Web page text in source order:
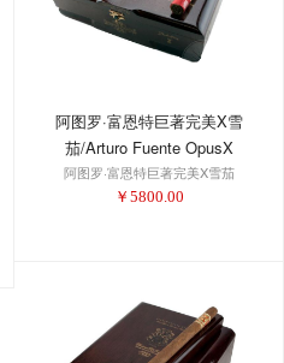
阿图罗·富恩特巨著完美X雪
茄/Arturo Fuente OpusX
Perfecxion X
阿图罗·富恩特巨著完美X雪茄
￥ 5800.00